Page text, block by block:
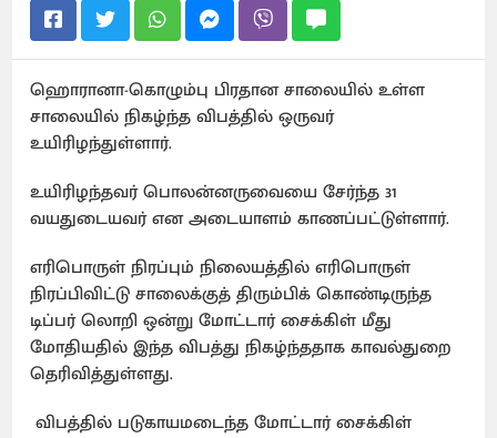
ஹொரானா-கொழும்பு பிரதான சாலையில் உள்ள
சாலையில் நிகழ்ந்த விபத்தில் ஒருவர்
உயிரிழந்துள்ளார்.
உயிரிழந்தவர் பொலன்னருவையை சேர்ந்த 31
வயதுடையவர் என அடையாளம் காணப்பட்டுள்ளார்.
எரிபொருள் நிரப்பும் நிலையத்தில் எரிபொருள்
நிரப்பிவிட்டு சாலைக்குத் திரும்பிக் கொண்டிருந்த
டிப்பர் லொறி ஒன்று மோட்டார் சைக்கிள் மீது
மோதியதில் இந்த விபத்து நிகழ்ந்ததாக காவல்துறை
தெரிவித்துள்ளது.
விபத்தில் படுகாயமடைந்த மோட்டார் சைக்கிள்